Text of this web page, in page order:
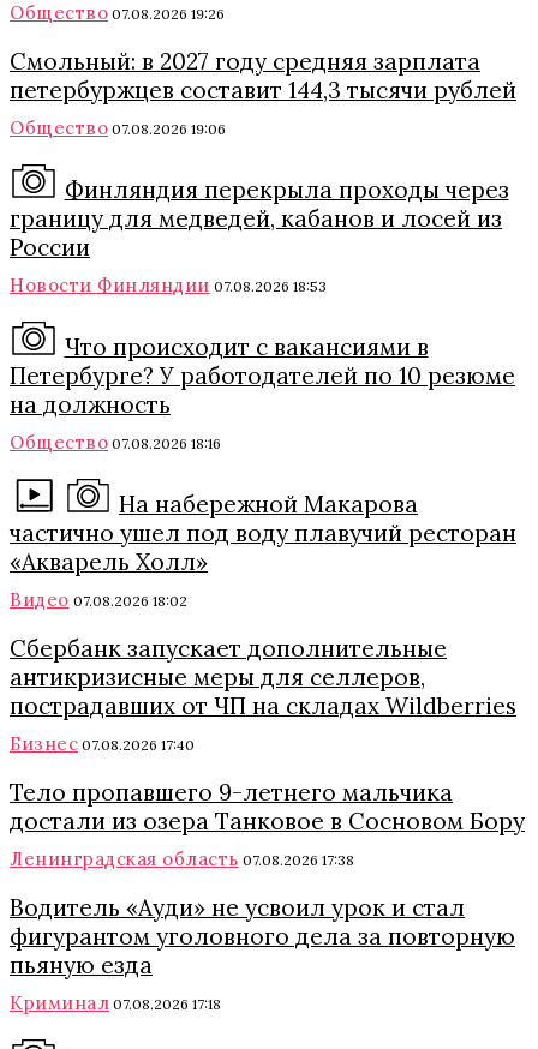
Общество 07.08.2026 19:26
Смольный: в 2027 году средняя зарплата
петербуржцев составит 144,3 тысячи рублей
Общество 07.08.2026 19:06
Финляндия перекрыла проходы через
границу для медведей, кабанов и лосей из
России
Новости Финляндии 07.08.2026 18:53
Что происходит с вакансиями в
Петербурге? У работодателей по 10 резюме
на должность
Общество 07.08.2026 18:16
На набережной Макарова
частично ушел под воду плавучий ресторан
«Акварель Холл»
Видео 07.08.2026 18:02
Сбербанк запускает дополнительные
антикризисные меры для селлеров,
пострадавших от ЧП на складах Wildberries
Бизнес 07.08.2026 17:40
Тело пропавшего 9-летнего мальчика
достали из озера Танковое в Сосновом Бору
Ленинградская область 07.08.2026 17:38
Водитель «Ауди» не усвоил урок и стал
фигурантом уголовного дела за повторную
пьяную езда
Криминал 07.08.2026 17:18